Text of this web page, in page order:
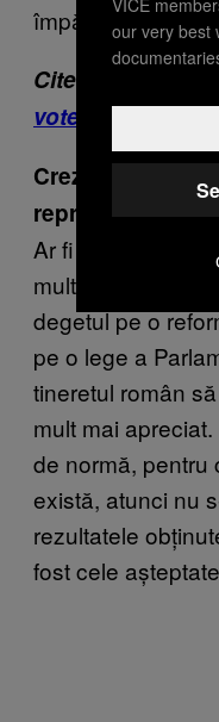
împărtășesc
Citește și:
votează cu PSD
Crezi că
reprezentant
Ar fi un clișeu să
mult de ei decât
degetul pe o
pe o lege a
tineretul român
mult mai
de normă, pentru
există, atunci nu
rezultatele
fost cele
our very best